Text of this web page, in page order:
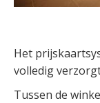
Het
volledig
Tussen de